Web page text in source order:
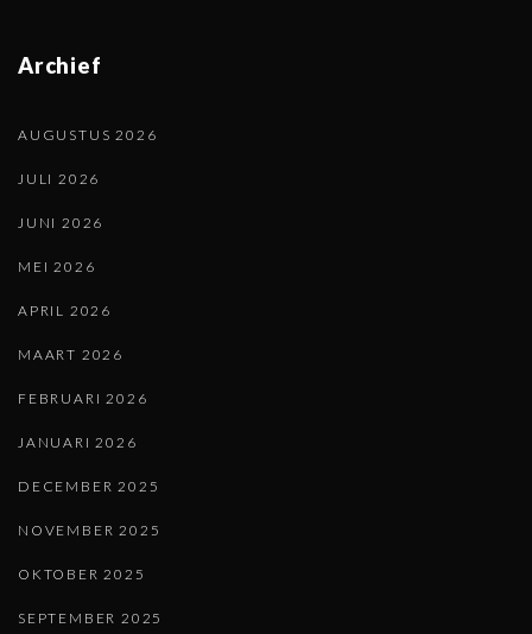
Archief
AUGUSTUS 2026
JULI 2026
JUNI 2026
MEI 2026
APRIL 2026
MAART 2026
FEBRUARI 2026
JANUARI 2026
DECEMBER 2025
NOVEMBER 2025
OKTOBER 2025
SEPTEMBER 2025